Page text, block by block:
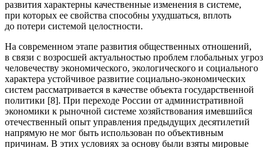
развития характерны качественные изменения в системе,
при которых ее свойства способны ухудшаться, вплоть
до потери системой целостности.
На современном этапе развития общественных отношений,
в связи с возросшей актуальностью проблем глобальных угроз
человечеству экономического, экологического и социального
характера устойчивое развитие социально-экономических
систем рассматривается в качестве объекта государственной
политики [8]. При переходе России от административной
экономики к рыночной системе хозяйствования имевшийся
отечественный опыт управления предыдущих десятилетий
напрямую не мог быть использован по объективным
причинам. В этих условиях за основу были взяты мировые